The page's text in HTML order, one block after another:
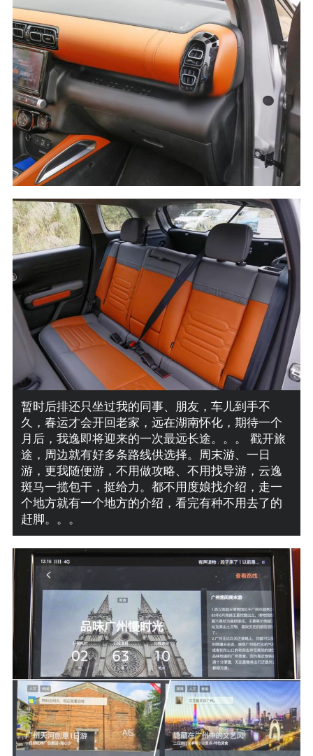
暂时后排还只坐过我的同事、朋友，车儿到手不
久，春运才会开回老家，远在湖南怀化，期待一个
月后，我逸即将迎来的一次最远长途。。。 戳开旅
途，周边就有好多条路线供选择。周末游、一日
游，更我随便游，不用做攻略、不用找导游，云逸
斑马一揽包干，挺给力。都不用度娘找介绍，走一
个地方就有一个地方的介绍，看完有种不用去了的
赶脚。。。